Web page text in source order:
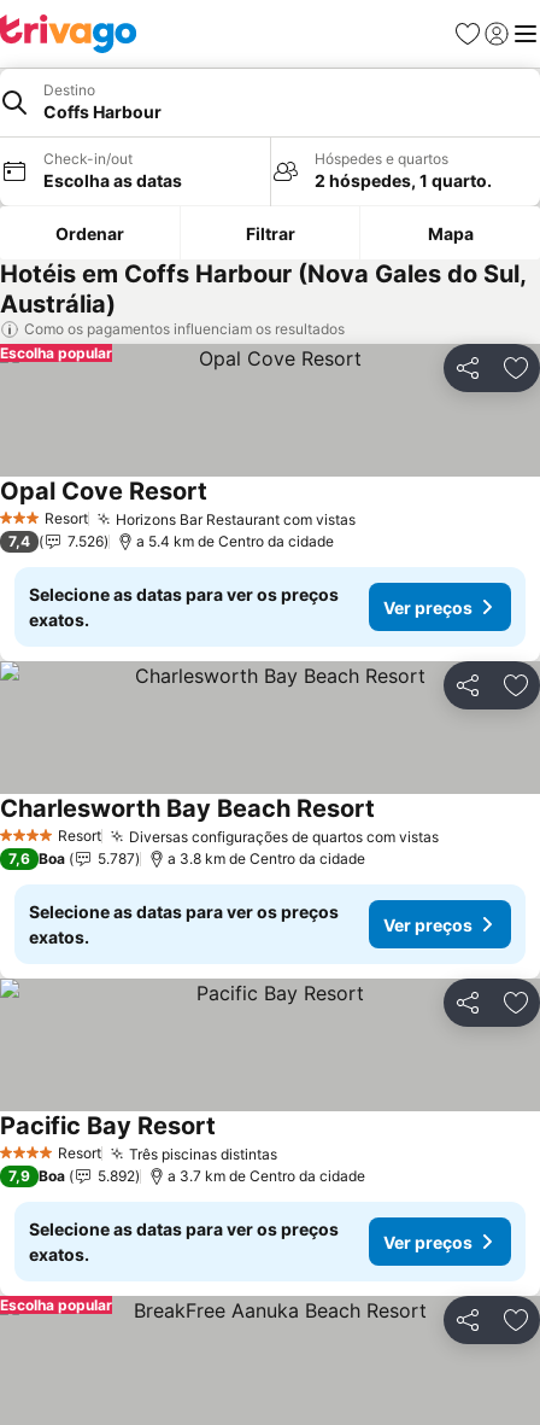
Favoritos
Iniciar
Destino
Coffs Harbour
Check-in/out
Escolha as datas
Hóspedes e quartos
2 hóspedes, 1 quarto.
Ordenar Filtrar Mapa
Hotéis em Coffs Harbour (Nova Gales do Sul,
Austrália)
Como os pagamentos influenciam os resultados
Partilhar
Escolha popular
3 EstrelasResort Horizons Bar Restaurant com vistasVer preços
Opal Cove Resort
7,4 7.526 a 5.4 km de Centro da cidade
Selecione as datas para ver os preços
exatos.
Ver preços
Partilhar
4 EstrelasResort Diversas configurações de quartos com vistasVer preços
Charlesworth Bay Beach Resort
7,6 Boa 5.787 a 3.8 km de Centro da cidade
Selecione as datas para ver os preços
exatos.
Ver preços
Partilhar
4 EstrelasResort Três piscinas distintasVer preços
Pacific Bay Resort
7,9 Boa 5.892 a 3.7 km de Centro da cidade
Selecione as datas para ver os preços
exatos.
Ver preços
Partilhar
Escolha popular